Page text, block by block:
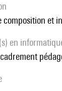
composition et
en